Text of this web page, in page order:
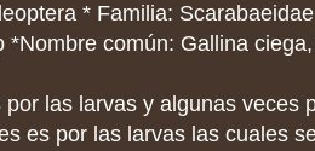
* Familia:
*Nombre común: Gallina
las larvas y algunas veces
es por las larvas las cuales